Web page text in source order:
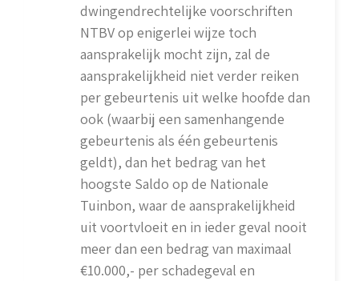
dwingendrechtelijke voorschriften
NTBV op enigerlei wijze toch
aansprakelijk mocht zijn, zal de
aansprakelijkheid niet verder reiken
per gebeurtenis uit welke hoofde dan
ook (waarbij een samenhangende
gebeurtenis als één gebeurtenis
geldt), dan het bedrag van het
hoogste Saldo op de Nationale
Tuinbon, waar de aansprakelijkheid
uit voortvloeit en in ieder geval nooit
meer dan een bedrag van maximaal
€10.000,- per schadegeval en